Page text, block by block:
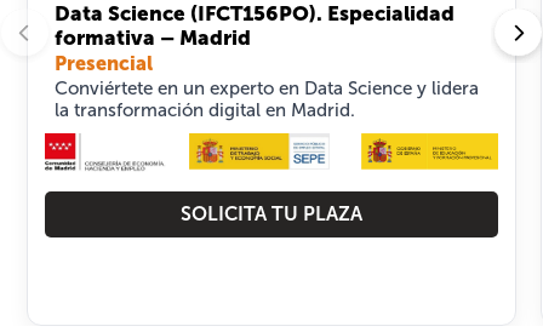
Data Science (IFCT156PO). Especialidad
formativa – Madrid
Presencial
Conviértete en un experto en Data Science y lidera
la transformación digital en Madrid.
SOLICITA TU PLAZA